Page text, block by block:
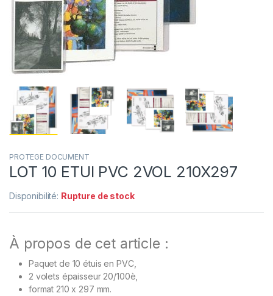
PROTEGE DOCUMENT
LOT 10 ETUI PVC 2VOL 210X297
Disponibilité: Rupture de stock
À propos de cet article :
Paquet de 10 étuis en PVC,
2 volets épaisseur 20/100è,
format 210 x 297 mm.